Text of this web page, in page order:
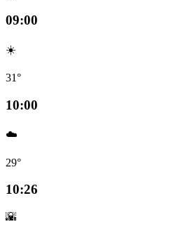
09:00
☀️
31°
10:00
☁️
29°
10:26
🌇